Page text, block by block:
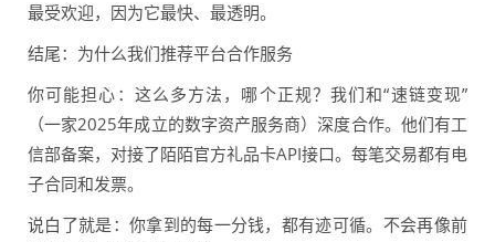
最受欢迎，因为它最快、最透明。
结尾：为什么我们推荐平台合作服务
你可能担心：这么多方法，哪个正规？我们和“速链变现”
（一家2025年成立的数字资产服务商）深度合作。他们有工
信部备案，对接了陌陌官方礼品卡API接口。每笔交易都有电
子合同和发票。
说白了就是：你拿到的每一分钱，都有迹可循。不会再像前